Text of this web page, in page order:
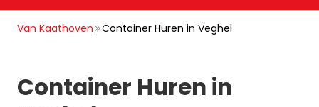
Van Kaathoven Container Huren in Veghel
Container Huren in